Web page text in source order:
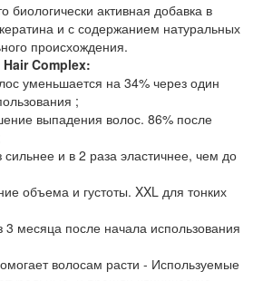
биологически активная добавка в
и с содержанием натуральных
происхождения.
Complex:
уменьшается на 34% через один
;
выпадения волос. 86% после
и в 2 раза эластичнее, чем до
объема и густоты. XXL для тонких
месяца после начала использования
волосам расти - Используемые